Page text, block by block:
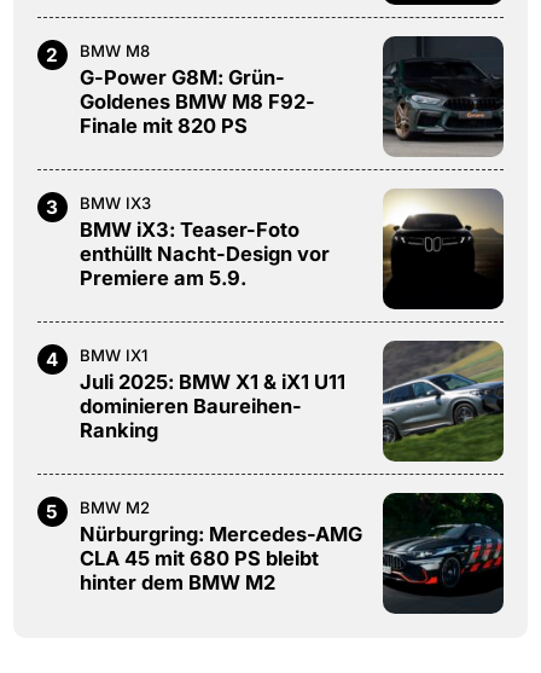
2 BMW M8
G-Power G8M: Grün-
Goldenes BMW M8 F92-
Finale mit 820 PS
3 BMW IX3
BMW iX3: Teaser-Foto
enthüllt Nacht-Design vor
Premiere am 5.9.
4 BMW IX1
Juli 2025: BMW X1 & iX1 U11
dominieren Baureihen-
Ranking
5 BMW M2
Nürburgring: Mercedes-AMG
CLA 45 mit 680 PS bleibt
hinter dem BMW M2